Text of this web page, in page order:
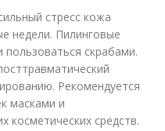
стресс кожа
недели. Пилинговые
пользоваться скрабами.
Рекомендуется
масками и
косметических средств.